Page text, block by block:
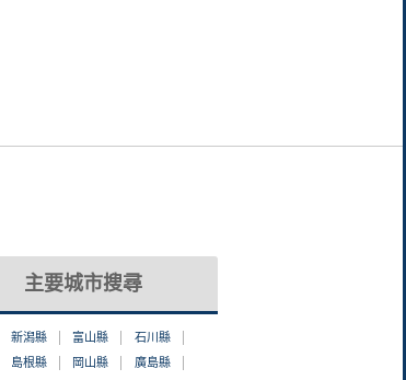
主要城市搜尋
新潟縣 富山縣
石川縣
島根縣 岡山縣 廣島縣